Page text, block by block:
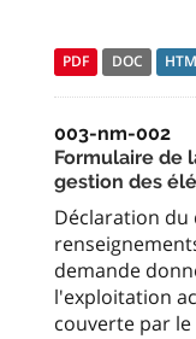
PDF DOC
003-nm-002
Formulaire de
gestion des
Déclaration du
demande
l'exploitation
couverte par